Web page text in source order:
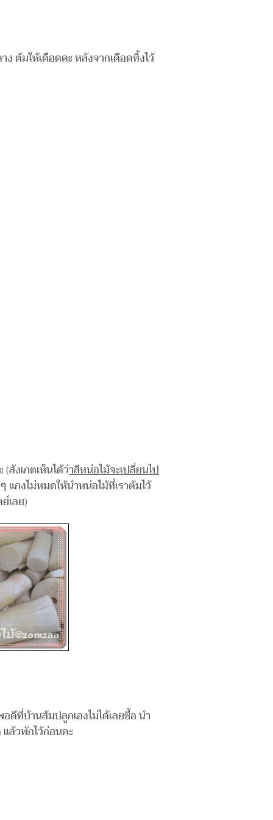
ง ต้มให้เดือดคะ หลังจากเดือดทิ้งไว้
สังเกตเห็นได้ว่าสีหน่อไม้จะเปลี่ยนไป
แกงไม่หมดให้นำหน่อไม้ที่เราต้มไว้
เลย)
อดีที่บ้านส้มปลูกเองไม่ได้เลยซื้อ นำ
ล้วพักไว้ก่อนคะ